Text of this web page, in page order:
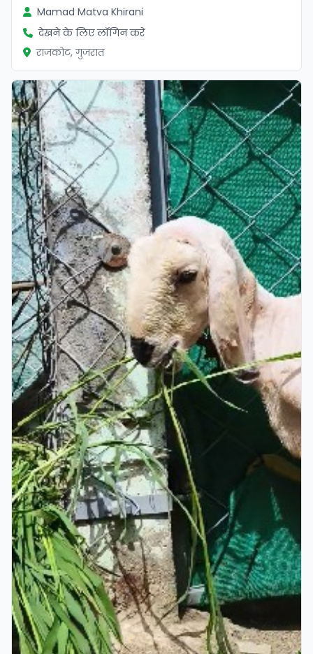
Mamad Matva Khirani
देखने के लिए लॉगिन करें
राजकोट, गुजरात